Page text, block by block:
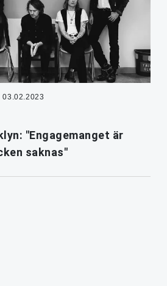
03.02.2023
"Engagemanget är
saknas"